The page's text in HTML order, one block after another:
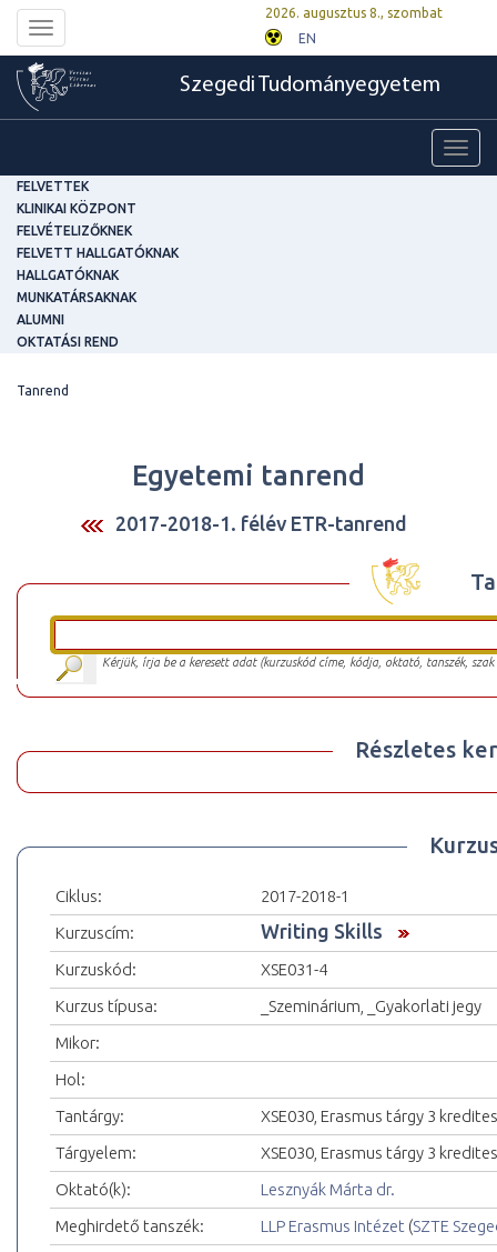
Toggle
navigation
2026. augusztus 8., szombat
EN
Szegedi Tudományegyetem
FELVETTEK
KLINIKAI KÖZPONT
FELVÉTELIZŐKNEK
FELVETT HALLGATÓKNAK
HALLGATÓKNAK
MUNKATÁRSAKNAK
ALUMNI
OKTATÁSI REND
Tanrend
Egyetemi tanrend
2017-2018-1. félév ETR-tanrend
Kérjük, írja be a keresett adat (kurzuskód címe, kódja, oktató, tanszék,
Részletes
Ciklus:
2017-2018-1
Kurzuscím:
Writing Skills
Kurzuskód:
XSE031-4
Kurzus típusa:
_Szeminárium, _Gyakorlati jegy
Mikor:
Hol:
Tantárgy:
XSE030, Erasmus tárgy 3 kredites
Tárgyelem:
XSE030, Erasmus tárgy 3 kredites
Oktató(k):
Lesznyák Márta dr.
Meghirdető tanszék:
LLP Erasmus Intézet (SZTE